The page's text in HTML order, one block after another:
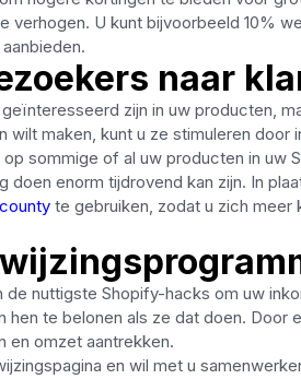
verhogen. U kunt bijvoorbeeld 10%
naar
zijn in uw producten,
wilt maken, kunt u ze stimuleren door
sommige of al uw producten in uw
doen enorm tijdrovend kan zijn. In
te gebruiken, zodat u zich meer
de nuttigste Shopify-hacks om uw
hen te belonen als ze dat doen.
en omzet aantrekken.
en wil met u